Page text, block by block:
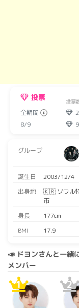
投票 投票
全期間
8/9
グループ
誕生日 2003/12/4
出身地
🇰🇷 ソウル
市
身長 177cm
BMI
17.9
📣 ドヨンさんと一緒
メンバー
1 2